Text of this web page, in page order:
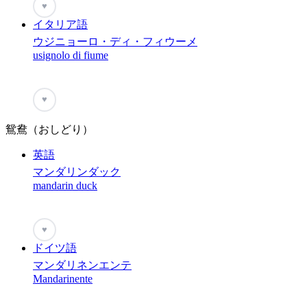
♥
イタリア語
ウジニョーロ・ディ・フィウーメ
usignolo di fiume
♥
鴛鴦（おしどり）
英語
マンダリンダック
mandarin duck
♥
ドイツ語
マンダリネンエンテ
Mandarinente